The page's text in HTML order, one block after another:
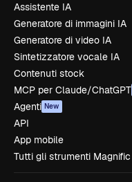
Assistente IA
Generatore di immagini IA
Generatore di video IA
Sintetizzatore vocale IA
Contenuti stock
MCP per Claude/ChatGPT
Agenti New
API
App mobile
Tutti gli strumenti Magnific